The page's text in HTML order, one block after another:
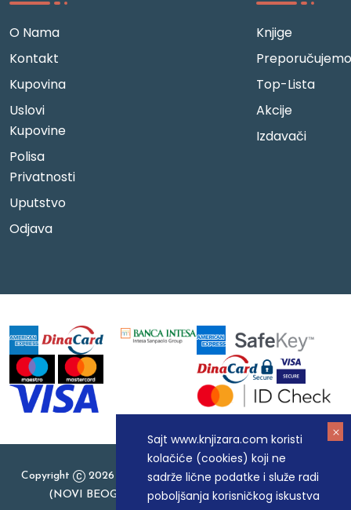
Sajt www.knjizara.com koristi
kolačiće (cookies) koji ne
sadrže lične podatke i služe radi
poboljšanja korisničkog iskustva
O Nama
Kontakt
Kupovina
Uslovi
Kupovine
Polisa
Privatnosti
Uputstvo
Odjava
Knjige
Preporučujemo
Top-Lista
Akcije
Izdavači
Copyright
2026 Knjizara.com - MAKART DOO BEOGRAD
(NOVI BEOGRAD), PIB: 105184104, MB: 20337524